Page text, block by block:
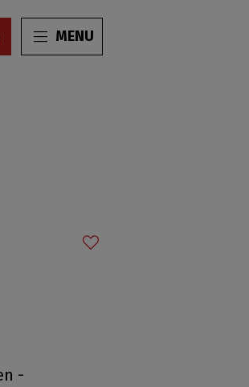
MENU
-